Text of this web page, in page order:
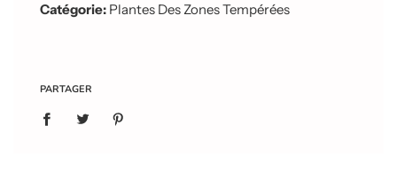
Catégorie: Plantes Des Zones Tempérées
PARTAGER